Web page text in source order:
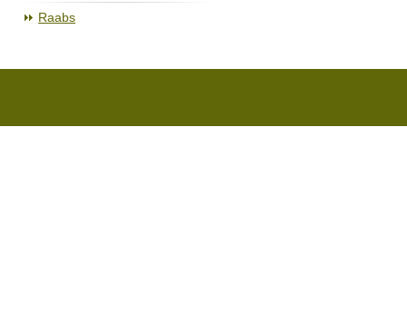
Raabs